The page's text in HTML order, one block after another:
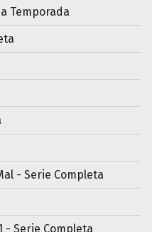
Temporada
- Serie Completa
- Serie Completa